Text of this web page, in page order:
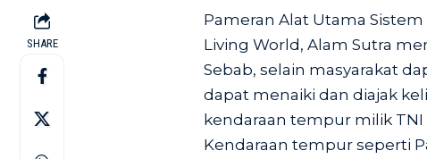
SHARE
Pameran Alat Utama
Living World, Alam Sutra
Sebab, selain masyarakat
dapat menaiki dan diajak
kendaraan tempur milik TNI
Kendaraan tempur seperti